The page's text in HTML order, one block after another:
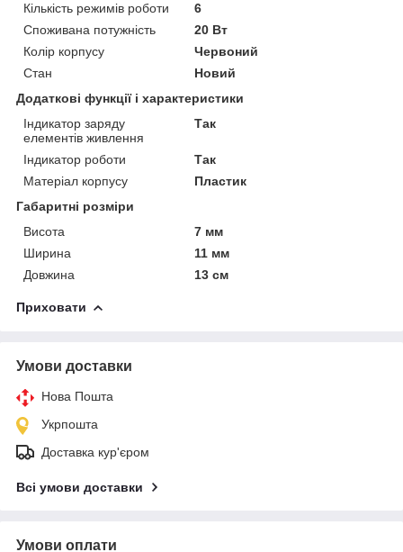
Кількість режимів роботи
6
Споживана потужність
20 Вт
Колір корпусу
Червоний
Стан
Новий
Додаткові функції і характеристики
Індикатор заряду
елементів живлення
Так
Індикатор роботи
Так
Матеріал корпусу
Пластик
Габаритні розміри
Висота
7 мм
Ширина
11 мм
Довжина
13 см
Приховати
Умови доставки
Нова Пошта
Укрпошта
Доставка кур'єром
Всі умови доставки
Умови оплати